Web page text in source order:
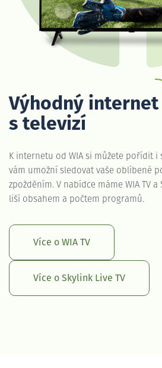
Výhodný internet
s televizí
K internetu od WIA si můžete pořídit i
vám umožní sledovat vaše oblíbené
zpožděním. V nabídce máme WIA TV a
liší obsahem a počtem programů.
Více o WIA TV
Více o Skylink Live TV